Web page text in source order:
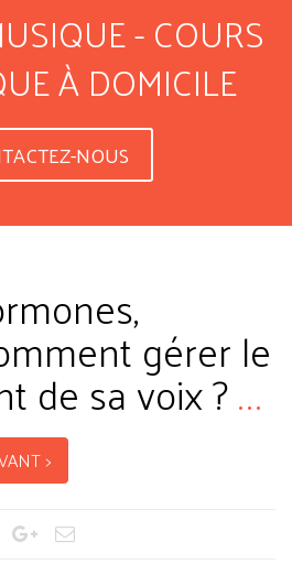
- COURS
À DOMICILE
NOUS
gérer le
de sa voix ?...
>